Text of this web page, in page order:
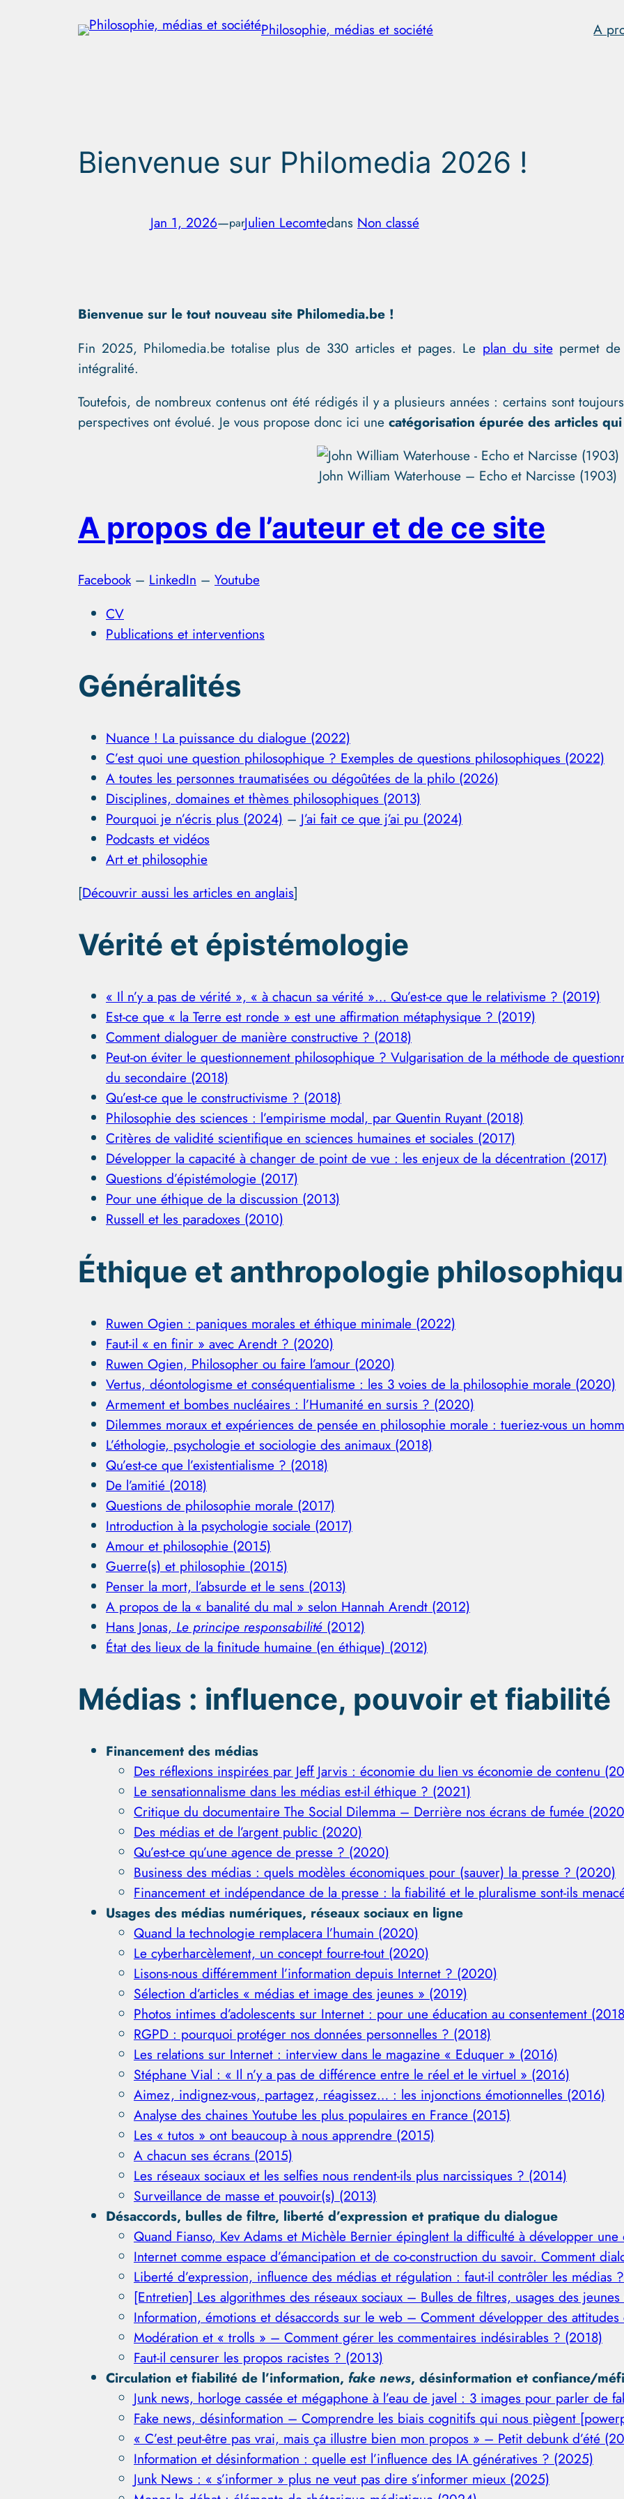
Philosophie, médias et société A
Bienvenue sur Philomedia 2026 !
Jan 1, 2026—parJulien Lecomtedans Non classé
Bienvenue sur le tout nouveau site Philomedia.be !
Fin 2025, Philomedia.be totalise plus de 330 articles et pages. Le plan du sitepermet de
intégralité.
Toutefois, de nombreux contenus ont été rédigés il y a plusieurs années : certains sont
perspectives ont évolué. Je vous propose donc ici une catégorisation épurée des articles
John William Waterhouse – Echo et Narcisse (1903)
A propos de l’auteur et de ce site
Facebook– LinkedIn – Youtube
CV
Publications et interventions
Généralités
Nuance ! La puissance du dialogue (2022)
C’est quoi une question philosophique ? Exemples de questions philosophiques (2022)
A toutes les personnes traumatisées ou dégoûtées de la philo (2026)
Disciplines, domaines et thèmes philosophiques (2013)
Pourquoi je n’écris plus (2024) – J’ai fait ce que j’ai pu (2024)
Podcasts et vidéos
Art et philosophie
[Découvrir aussi les articles en anglais]
Vérité et épistémologie
« Il n’y a pas de vérité », « à chacun sa vérité »… Qu’est-ce que le relativisme ? (2019)
Est-ce que « la Terre est ronde » est une affirmation métaphysique ? (2019)
Comment dialoguer de manière constructive ? (2018)
Peut-on éviter le questionnement philosophique ? Vulgarisation de la méthode de
du secondaire (2018)
Qu’est-ce que le constructivisme ? (2018)
Philosophie des sciences : l’empirisme modal, par Quentin Ruyant (2018)
Critères de validité scientifique en sciences humaines et sociales (2017)
Développer la capacité à changer de point de vue : les enjeux de la décentration (2017)
Questions d’épistémologie (2017)
Pour une éthique de la discussion (2013)
Russell et les paradoxes (2010)
Éthique et anthropologie
Ruwen Ogien : paniques morales et éthique minimale (2022)
Faut-il « en finir » avec Arendt ? (2020)
Ruwen Ogien, Philosopher ou faire l’amour (2020)
Vertus, déontologisme et conséquentialisme : les 3 voies de la philosophie morale (2020)
Armement et bombes nucléaires : l’Humanité en sursis ? (2020)
Dilemmes moraux et expériences de pensée en philosophie morale : tueriez-vous un
L’éthologie, psychologie et sociologie des animaux (2018)
Qu’est-ce que l’existentialisme ? (2018)
De l’amitié (2018)
Questions de philosophie morale (2017)
Introduction à la psychologie sociale (2017)
Amour et philosophie (2015)
Guerre(s) et philosophie (2015)
Penser la mort, l’absurde et le sens (2013)
A propos de la « banalité du mal » selon Hannah Arendt (2012)
Hans Jonas, Le principe responsabilité (2012)
État des lieux de la finitude humaine (en éthique) (2012)
Médias : influence, pouvoir et fiabilité
Financement des médias
Des réflexions inspirées par Jeff Jarvis : économie du lien vs économie de contenu
Le sensationnalisme dans les médias est-il éthique ? (2021)
Critique du documentaire The Social Dilemma – Derrière nos écrans de fumée
Des médias et de l’argent public (2020)
Qu’est-ce qu’une agence de presse ? (2020)
Business des médias : quels modèles économiques pour (sauver) la presse ? (2020)
Financement et indépendance de la presse : la fiabilité et le pluralisme sont-ils
Usages des médias numériques, réseaux sociaux en ligne
Quand la technologie remplacera l’humain (2020)
Le cyberharcèlement, un concept fourre-tout (2020)
Lisons-nous différemment l’information depuis Internet ? (2020)
Sélection d’articles « médias et image des jeunes » (2019)
Photos intimes d’adolescents sur Internet : pour une éducation au consentement
RGPD : pourquoi protéger nos données personnelles ? (2018)
Les relations sur Internet : interview dans le magazine « Eduquer » (2016)
Stéphane Vial : « Il n’y a pas de différence entre le réel et le virtuel » (2016)
Aimez, indignez-vous, partagez, réagissez… : les injonctions émotionnelles (2016)
Analyse des chaines Youtube les plus populaires en France (2015)
Les « tutos » ont beaucoup à nous apprendre (2015)
A chacun ses écrans (2015)
Les réseaux sociaux et les selfies nous rendent-ils plus narcissiques ? (2014)
Surveillance de masse et pouvoir(s) (2013)
Désaccords, bulles de filtre, liberté d’expression et pratique du dialogue
Quand Fianso, Kev Adams et Michèle Bernier épinglent la difficulté à développer
Internet comme espace d’émancipation et de co-construction du savoir. Comment
Liberté d’expression, influence des médias et régulation : faut-il contrôler les médias
[Entretien] Les algorithmes des réseaux sociaux – Bulles de filtres, usages des
Information, émotions et désaccords sur le web – Comment développer des
Modération et « trolls » – Comment gérer les commentaires indésirables ? (2018)
Faut-il censurer les propos racistes ? (2013)
Circulation et fiabilité de l’information, fake news, désinformation et confiance/
Junk news, horloge cassée et mégaphone à l’eau de javel : 3 images pour parler de
Fake news, désinformation – Comprendre les biais cognitifs qui nous piègent
« C’est peut-être pas vrai, mais ça illustre bien mon propos » – Petit debunk d’été
Information et désinformation : quelle est l’influence des IA génératives ? (2025)
Junk News : « s’informer » plus ne veut pas dire s’informer mieux (2025)